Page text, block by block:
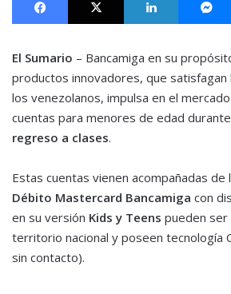
El Sumario – Bancamiga en su
productos innovadores, que satisfagan
los venezolanos, impulsa en el
cuentas para menores de edad
regreso a clases.
Estas cuentas vienen acompañadas de
Débito Mastercard Bancamiga con
en su versión Kids y Teens pueden ser
territorio nacional y poseen tecnología
sin contacto).